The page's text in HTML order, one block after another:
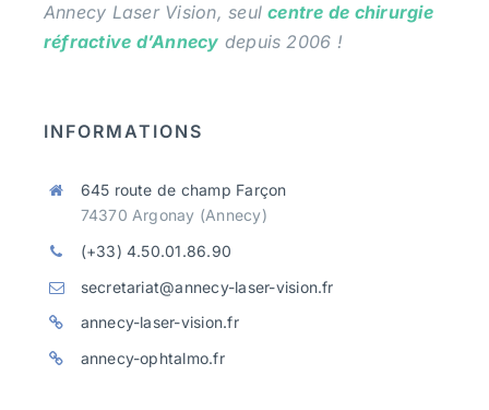
Annecy Laser Vision, seulcentre de chirurgie
réfractive d’Annecy depuis 2006 !
INFORMATIONS
645 route de champ Farçon
74370 Argonay (Annecy)
(+33) 4.50.01.86.90
secretariat@annecy-laser-vision.fr
annecy-laser-vision.fr
annecy-ophtalmo.fr